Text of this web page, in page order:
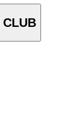
CLUB